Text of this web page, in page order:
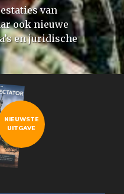
van
ook nieuwe
en juridische
NIEUWSTE
UITGAVE